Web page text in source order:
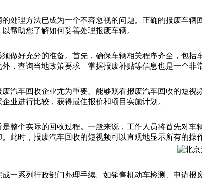
处理方法已成为一个不容忽视的问题。正确的报废车
帮助您了解如何妥善处理报废车辆。
做好充分的准备。首先，确保车辆相关程序齐全，包
，查询当地政策要求，掌握报废补贴等信息也是一个非
汽车回收企业尤为重要。能够观看报废汽车回收的短
业进行比较，获得最佳报价和项目实施计划。
整个实际的回收过程。一般来说，工作人员将首先对
此时，报废汽车回收的短视频可以直观地显示所有的操
一系列行政部门办理手续。如销售机动车检测、申请